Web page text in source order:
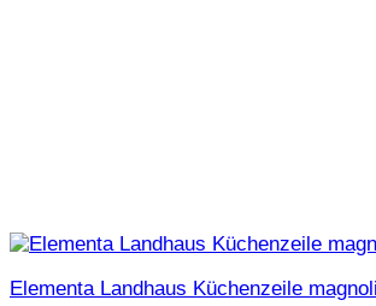
Elementa Landhaus Küchenzeile